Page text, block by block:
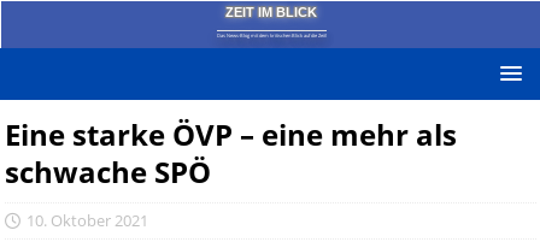
ZEIT IM BLICK
Das News-Blog mit dem kritischen Blick auf die Zeit!
Eine starke ÖVP – eine mehr als
schwache SPÖ
10. Oktober 2021